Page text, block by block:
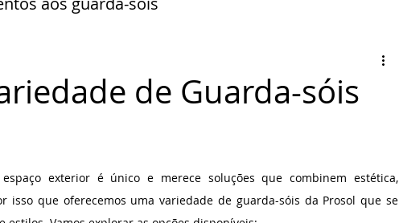
de Guarda-sóis
exterior é único e merece soluções que combinem estética,
isso que oferecemos uma variedade de guarda-sóis da Prosol que se